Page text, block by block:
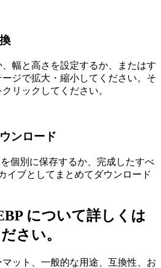
幅と高さを設定するか、またはす
ジで拡大・縮小してください。そ
リックしてください。
ンロード
個別に保存するか、完成したすべ
イブとしてまとめてダウンロード
について詳しくは
さい。
ット、一般的な用途、互換性、お